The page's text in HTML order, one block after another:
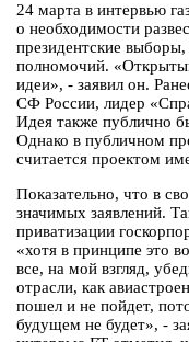
24 марта в интервью
о необходимости
президентские
полномочий.
идеи», - заявил он.
СФ России, лидер
Идея также публично
Однако в публичном
считается проектом
Показательно, что в
значимых заявлений.
приватизации
«хотя в принципе это
все, на мой взгляд,
отрасли, как
пошел и не пойдет,
будущем не будет», -